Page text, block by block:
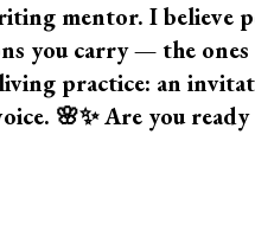
mentor. I believe
you carry — the
practice: an
🌸✨ Are you